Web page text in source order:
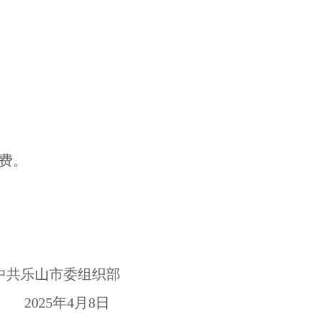
。
共乐山市委组织部
2025年4月8日